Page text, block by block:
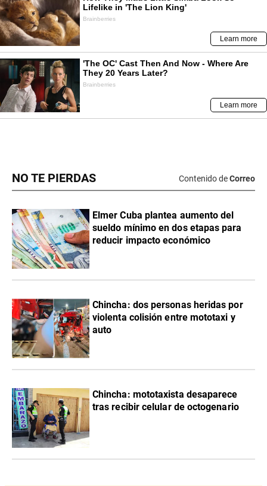
NO TE PIERDAS Contenido deCorreo
Elmer Cuba plantea aumento del
sueldo mínimo en dos etapas para
reducir impacto económico
Chincha: dos personas heridas por
violenta colisión entre mototaxi y
auto
Chincha: mototaxista desaparece
tras recibir celular de octogenario